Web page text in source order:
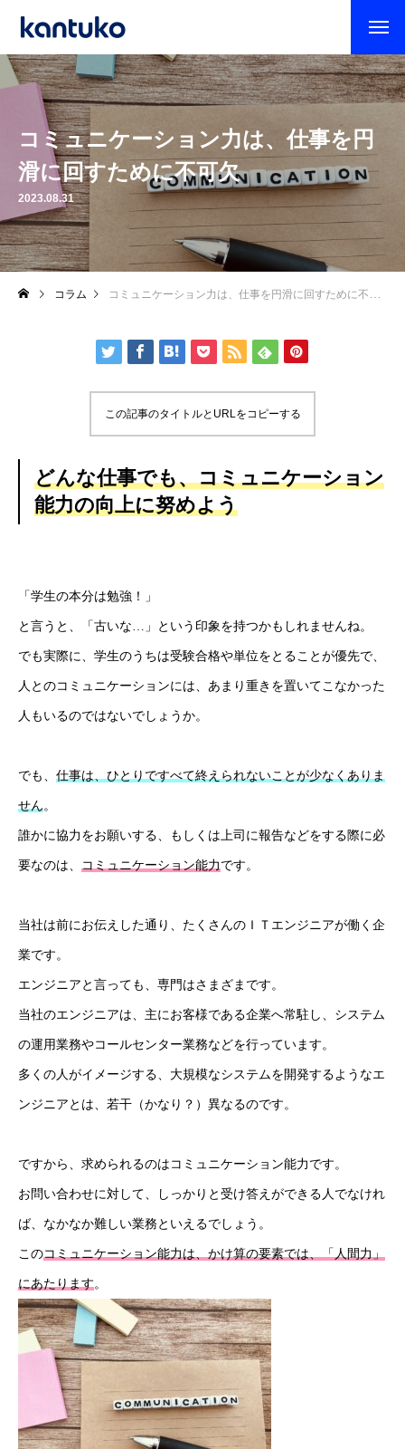
HOME
会社概要
事業紹介
採用情報
コラム
コミュニケーション力は、仕事を円
滑に回すために不可欠
2023.08.31
コラム コミュニケーション力は、仕事を円滑に回すために不可欠
この記事のタイトルとURLをコピーする
どんな仕事でも、コミュニケーション
能力の向上に努めよう
「学生の本分は勉強！」
と言うと、「古いな…」という印象を持つかもしれませんね。
でも実際に、学生のうちは受験合格や単位をとることが優先で、
人とのコミュニケーションには、あまり重きを置いてこなかった
人もいるのではないでしょうか。
でも、 仕事は、ひとりですべて終えられないことが少なくありま
せん。
誰かに協力をお願いする、もしくは上司に報告などをする際に必
要なのは、 コミュニケーション能力です。
当社は前にお伝えした通り、たくさんのＩＴエンジニアが働く企
業です。
エンジニアと言っても、専門はさまざまです。
当社のエンジニアは、主にお客様である企業へ常駐し、システム
の運用業務やコールセンター業務などを行っています。
多くの人がイメージする、大規模なシステムを開発するようなエ
ンジニアとは、若干（かなり？）異なるのです。
ですから、求められるのはコミュニケーション能力です。
お問い合わせに対して、しっかりと受け答えができる人でなけれ
ば、なかなか難しい業務といえるでしょう。
このコミュニケーション能力は、かけ算の要素では、「人間力」
にあたります。